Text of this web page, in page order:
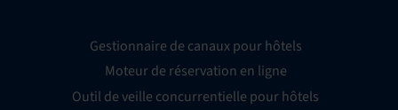
Gestionnaire de canaux pour hôtels
Moteur de réservation en ligne
Outil de veille concurrentielle pour hôtels